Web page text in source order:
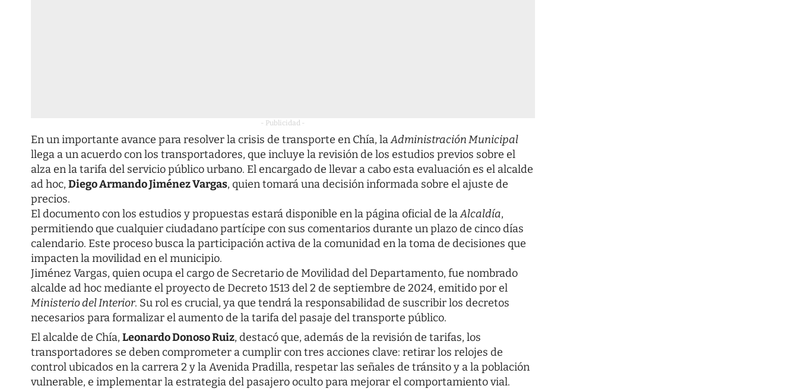
- Publicidad -
En un importante avance para resolver la crisis de transporte en Chía, laAdministración Municipal
llega a un acuerdo con los transportadores, que incluye la revisión de los estudios previos sobre el
alza en la tarifa del servicio público urbano. El encargado de llevar a cabo esta evaluación es el alcalde
ad hoc, Diego Armando Jiménez Vargas, quien tomará una decisión informada sobre el ajuste de
precios.
El documento con los estudios y propuestas estará disponible en la página oficial de laAlcaldía,
permitiendo que cualquier ciudadano partícipe con sus comentarios durante un plazo de cinco días
calendario. Este proceso busca la participación activa de la comunidad en la toma de decisiones que
impacten la movilidad en el municipio.
Jiménez Vargas, quien ocupa el cargo de Secretario de Movilidad del Departamento, fue nombrado
alcalde ad hoc mediante el proyecto de Decreto 1513 del 2 de septiembre de 2024, emitido por el
Ministerio del Interior. Su rol es crucial, ya que tendrá la responsabilidad de suscribir los decretos
necesarios para formalizar el aumento de la tarifa del pasaje del transporte público.
El alcalde de Chía, Leonardo Donoso Ruiz, destacó que, además de la revisión de tarifas, los
transportadores se deben comprometer a cumplir con tres acciones clave: retirar los relojes de
control ubicados en la carrera 2 y la Avenida Pradilla, respetar las señales de tránsito y a la población
vulnerable, e implementar la estrategia del pasajero oculto para mejorar el comportamiento vial.